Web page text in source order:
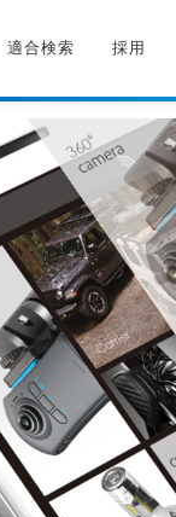
適合検索 採用